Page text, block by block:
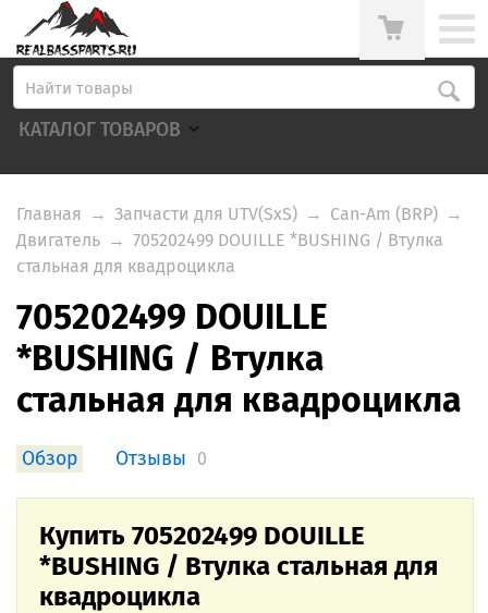
КАТАЛОГ ТОВАРОВ
Главная → Запчасти для UTV(SxS) → Can-Am (BRP) →
Двигатель → 705202499 DOUILLE *BUSHING / Втулка
стальная для квадроцикла
705202499 DOUILLE
*BUSHING / Втулка
стальная для квадроцикла
Обзор Отзывы 0
Купить 705202499 DOUILLE
*BUSHING / Втулка стальная для
квадроцикла